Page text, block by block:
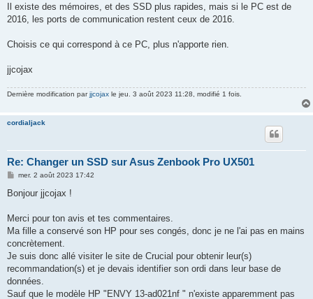
Il existe des mémoires, et des SSD plus rapides, mais si le PC est de
2016, les ports de communication restent ceux de 2016.
Choisis ce qui correspond à ce PC, plus n'apporte rien.
jjcojax
Dernière modification parjjcojax le jeu. 3 août 2023 11:28, modifié 1 fois.
cordialjack
Re: Changer un SSD sur Asus Zenbook Pro UX501
M
s
g
mer. 2 août 2023 17:42
Bonjour jjcojax !
Merci pour ton avis et tes commentaires.
Ma fille a conservé son HP pour ses congés, donc je ne l'ai pas en mains
concrètement.
Je suis donc allé visiter le site de Crucial pour obtenir leur(s)
recommandation(s) et je devais identifier son ordi dans leur base de
données.
Sauf que le modèle HP "ENVY 13-ad021nf " n'existe apparemment pas